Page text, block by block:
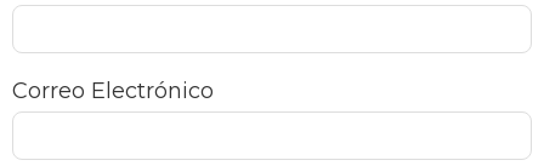
Correo Electrónico